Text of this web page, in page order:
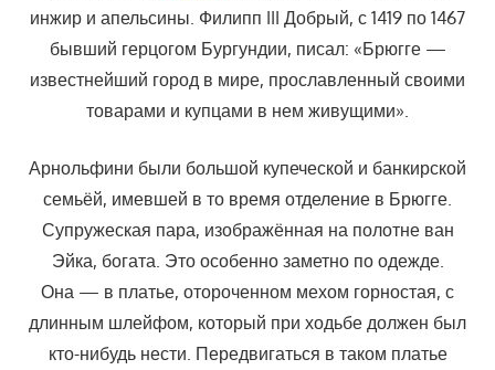
инжир и апельсины. Филипп III Добрый, с 1419 по 1467
бывший герцогом Бургундии, писал: «Брюгге —
известнейший город в мире, прославленный своими
товарами и купцами в нем живущими».
Арнольфини были большой купеческой и банкирской
семьёй, имевшей в то время отделение в Брюгге.
Супружеская пара, изображённая на полотне ван
Эйка, богата. Это особенно заметно по одежде.
Она — в платье, отороченном мехом горностая, с
длинным шлейфом, который при ходьбе должен был
кто-нибудь нести. Передвигаться в таком платье